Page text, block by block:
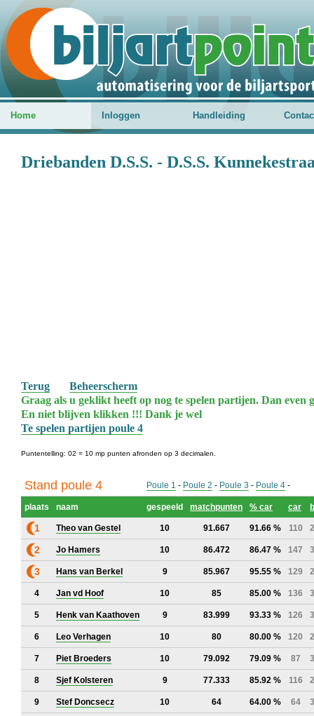
Home Inloggen Handleiding
Driebanden D.S.S. - D.S.S.
Terug
Beheerscherm
Graag als u geklikt heeft op nog te spelen partijen. Dan even
En niet blijven klikken !!! Dank je wel
Te spelen partijen poule 4
Puntentelling: 02 = 10 mp punten afronden op 3 decimalen.
Stand poule 4 Poule 1 - Poule 2 - Poule 3 - Poule 4 -
plaats naam gespeeld matchpunten % car car
1 Theo van Gestel 10 91.667 91.66 % 110
2 Jo Hamers 10 86.472 86.47 % 147
3 Hans van Berkel 9 85.967 95.55 % 129
4 Jan vd Hoof 10 85 85.00 % 136
5 Henk van Kaathoven 9 83.999 93.33 % 126
6 Leo Verhagen 10 80 80.00 % 120
7 Piet Broeders 10 79.092 79.09 % 87
8 Sjef Kolsteren 9 77.333 85.92 % 116
9 Stef Doncsecz 10 64 64.00 % 64